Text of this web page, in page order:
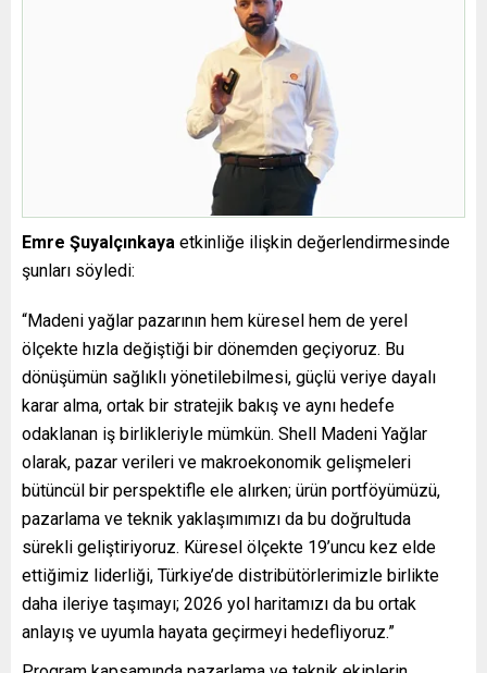
Emre Şuyalçınkaya etkinliğe ilişkin değerlendirmesinde
şunları söyledi:
“Madeni yağlar pazarının hem küresel hem de yerel
ölçekte hızla değiştiği bir dönemden geçiyoruz. Bu
dönüşümün sağlıklı yönetilebilmesi, güçlü veriye dayalı
karar alma, ortak bir stratejik bakış ve aynı hedefe
odaklanan iş birlikleriyle mümkün. Shell Madeni Yağlar
olarak, pazar verileri ve makroekonomik gelişmeleri
bütüncül bir perspektifle ele alırken; ürün portföyümüzü,
pazarlama ve teknik yaklaşımımızı da bu doğrultuda
sürekli geliştiriyoruz. Küresel ölçekte 19’uncu kez elde
ettiğimiz liderliği, Türkiye’de distribütörlerimizle birlikte
daha ileriye taşımayı; 2026 yol haritamızı da bu ortak
anlayış ve uyumla hayata geçirmeyi hedefliyoruz.”